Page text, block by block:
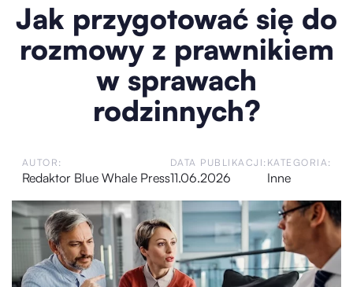
Jak przygotować się do
rozmowy z prawnikiem
w sprawach
rodzinnych?
AUTOR:
Redaktor Blue Whale Press
DATA PUBLIKACJI:
11.06.2026
KATEGORIA:
Inne